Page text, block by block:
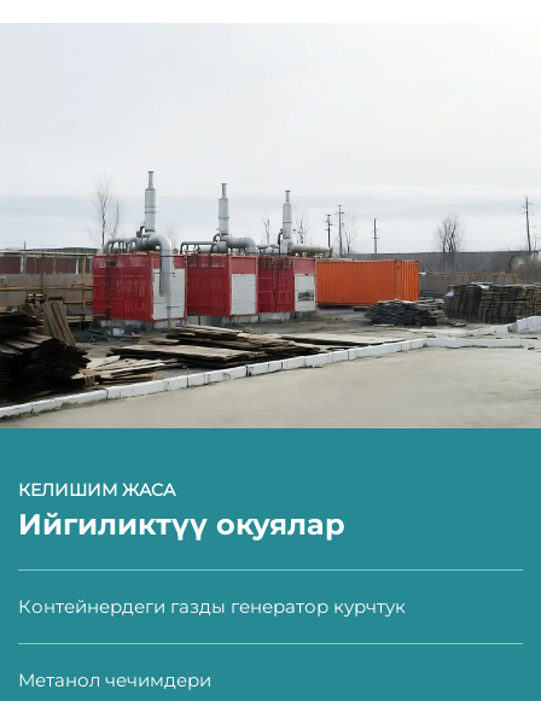
КЕЛИШИМ ЖАСА
Ийгиликтүү окуялар
Контейнердеги газды генератор курчтук
Метанол чечимдери